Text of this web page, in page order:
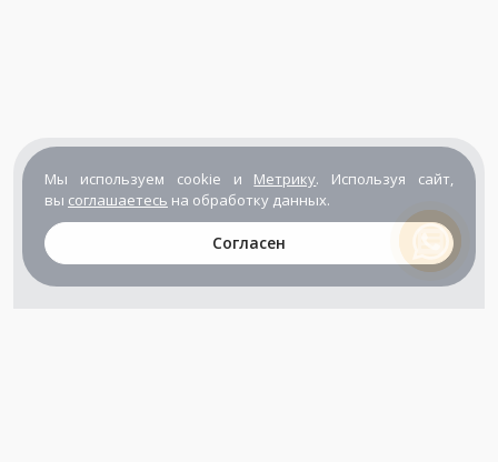
Мы используем cookie и Метрику. Используя сайт,
вы соглашаетесь на обработку данных.
Согласен